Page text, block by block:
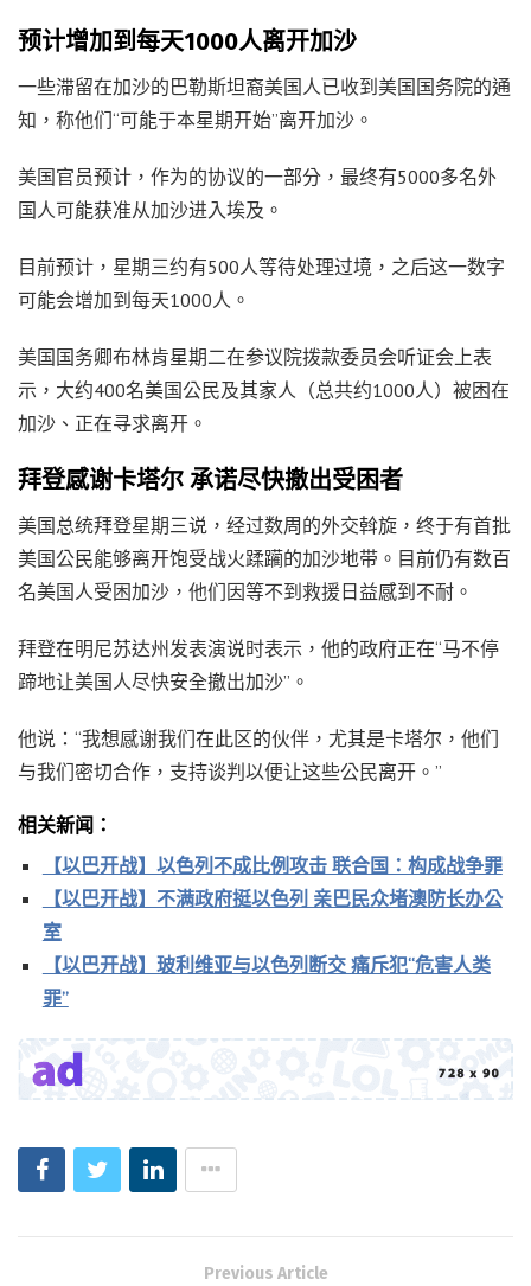
预计增加到每天1000人离开加沙
一些滞留在加沙的巴勒斯坦裔美国人已收到美国国务院的通
知，称他们“可能于本星期开始”离开加沙。
美国官员预计，作为的协议的一部分，最终有5000多名外
国人可能获准从加沙进入埃及。
目前预计，星期三约有500人等待处理过境，之后这一数字
可能会增加到每天1000人。
美国国务卿布林肯星期二在参议院拨款委员会听证会上表
示，大约400名美国公民及其家人（总共约1000人）被困在
加沙、正在寻求离开。
拜登感谢卡塔尔 承诺尽快撤出受困者
美国总统拜登星期三说，经过数周的外交斡旋，终于有首批
美国公民能够离开饱受战火蹂躏的加沙地带。目前仍有数百
名美国人受困加沙，他们因等不到救援日益感到不耐。
拜登在明尼苏达州发表演说时表示，他的政府正在“马不停
蹄地让美国人尽快安全撤出加沙”。
他说：“我想感谢我们在此区的伙伴，尤其是卡塔尔，他们
与我们密切合作，支持谈判以便让这些公民离开。”
相关新闻：
【以巴开战】以色列不成比例攻击 联合国：构成战争罪
【以巴开战】不满政府挺以色列 亲巴民众堵澳防长办公
室
【以巴开战】玻利维亚与以色列断交 痛斥犯“危害人类
罪”
Previous Article